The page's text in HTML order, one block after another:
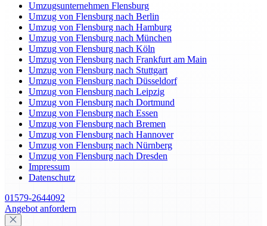
Umzugsunternehmen Flensburg
Umzug von Flensburg nach Berlin
Umzug von Flensburg nach Hamburg
Umzug von Flensburg nach München
Umzug von Flensburg nach Köln
Umzug von Flensburg nach Frankfurt am Main
Umzug von Flensburg nach Stuttgart
Umzug von Flensburg nach Düsseldorf
Umzug von Flensburg nach Leipzig
Umzug von Flensburg nach Dortmund
Umzug von Flensburg nach Essen
Umzug von Flensburg nach Bremen
Umzug von Flensburg nach Hannover
Umzug von Flensburg nach Nürnberg
Umzug von Flensburg nach Dresden
Impressum
Datenschutz
01579-2644092
Angebot anfordern